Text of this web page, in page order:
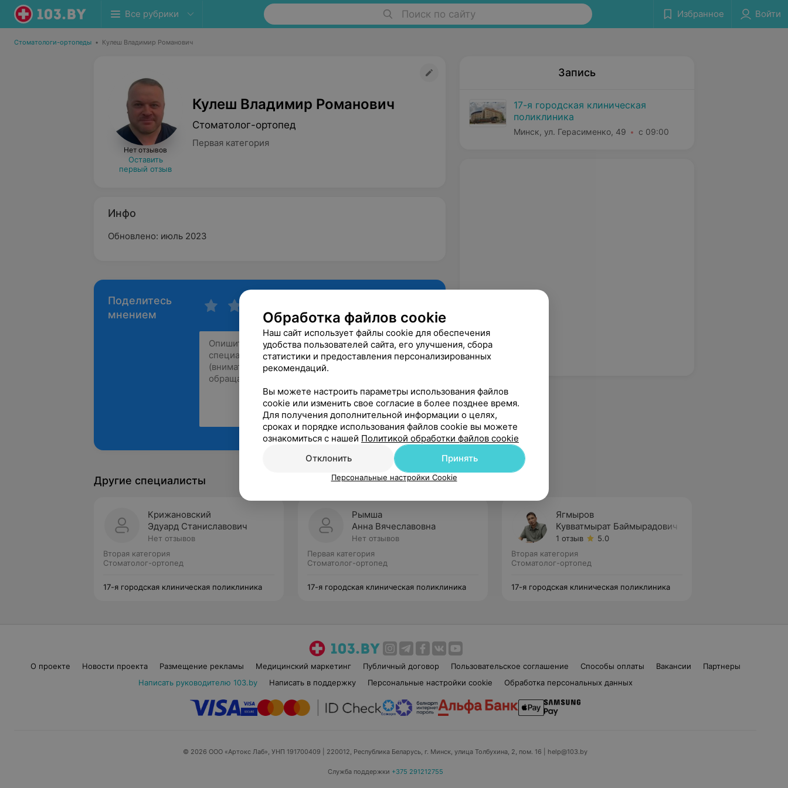
Все рубрики Поиск по сайту Избранное Войти
Стоматологи-ортопеды • Кулеш Владимир Романович
Нет отзывов
Оставить
первый отзыв
Кулеш Владимир Романович
Стоматолог-ортопед
Первая категория
Инфо
Обновлено: июль 2023
Поделитесь
мнением
Рекомендую
Запись
17-я городская клиническая
поликлиника
Минск, ул. Герасименко, 49 с 09:00
Другие специалисты
Крижановский
Эдуард Станиславович
Нет отзывов
Вторая категория
Стоматолог-ортопед
17-я городская клиническая поликлиника
Рымша
Анна Вячеславовна
Нет отзывов
Первая категория
Стоматолог-ортопед
17-я городская клиническая поликлиника
Ягмыров
Кувватмырат Баймырадович
1 отзыв
5.0
Вторая категория
Стоматолог-ортопед
17-я городская клиническая поликлиника
О проекте Новости проекта Размещение рекламы Медицинский маркетинг Публичный договор Пользовательское соглашение Способы оплаты Вакансии
Партнеры
Написать руководителю 103.by
Написать в поддержку Персональные настройки cookie Обработка персональных данных
© 2026 ООО «Артокс Лаб», УНП 191700409 | 220012, Республика Беларусь, г. Минск, улица Толбухина, 2, пом. 16 | help@103.by
Служба поддержки +375 291212755
Обработка файлов cookie
Наш сайт использует файлы cookie для обеспечения
удобства пользователей сайта, его улучшения, сбора
статистики и предоставления персонализированных
рекомендаций.
Вы можете настроить параметры использования файлов
cookie или изменить свое согласие в более позднее время.
Для получения дополнительной информации о целях,
сроках и порядке использования файлов cookie вы можете
ознакомиться с нашей Политикой обработки файлов cookie
Отклонить
Принять
Персональные настройки Cookie